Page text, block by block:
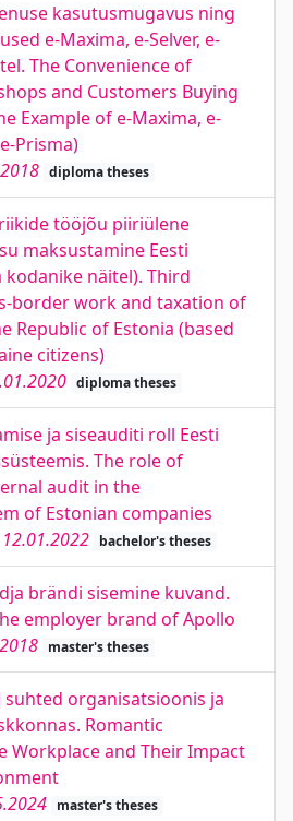
kasutusmugavus ning
e-Maxima, e-Selver, e-
The Convenience of
and Customers Buying
Example of e-Maxima, e-
Prisma)
diploma theses
tööjõu piiriülene
maksustamine Eesti
näitel). Third
border work and taxation of
Republic of Estonia (based
citizens)
diploma theses
ja siseauditi roll Eesti
The role of
audit in the
of Estonian companies
12.01.2022 bachelor's theses
brändi sisemine kuvand.
employer brand of Apollo
master's theses
suhted organisatsioonis ja
Romantic
Workplace and Their Impact
master's theses